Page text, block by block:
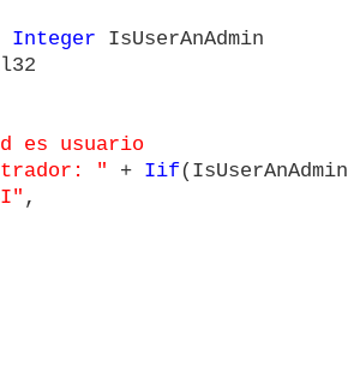
Integer IsUserAnAdmin
es usuario
" + Iif
,